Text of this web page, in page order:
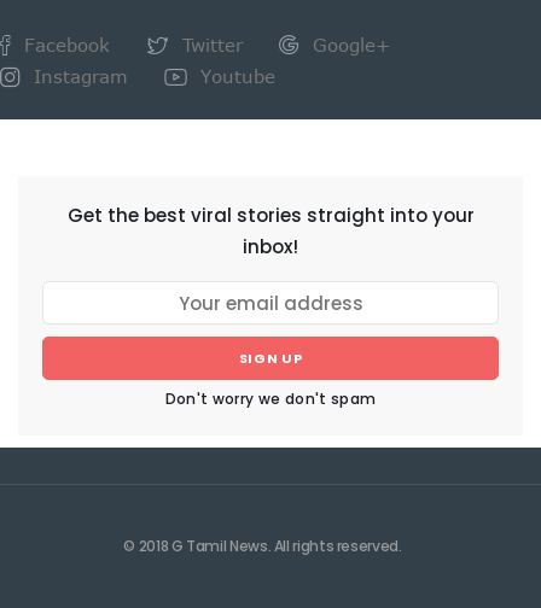
Facebook Twitter
Google+
Instagram
Youtube
Get the best viral stories straight into your
inbox!
SIGN UP
Don't worry we don't spam
© 2018 G Tamil News. All rights reserved.